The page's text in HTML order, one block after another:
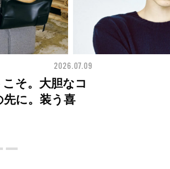
2026.07.09
そ。大胆なコ
に。装う喜
FASHION